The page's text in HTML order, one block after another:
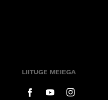
LIITUGE MEIEGA